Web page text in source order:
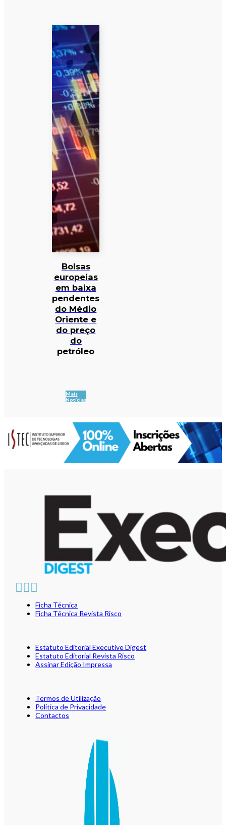
Bolsas
europeias
em baixa
pendentes
do Médio
Oriente e
do preço
do
petróleo
Mais
Notícias
Ficha Técnica
Ficha Técnica Revista Risco
Estatuto Editorial Executive Digest
Estatuto Editorial Revista Risco
Assinar Edição Impressa
Termos de Utilização
Política de Privacidade
Contactos